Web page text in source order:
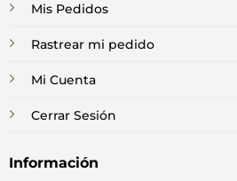
Mis Pedidos
Rastrear mi pedido
Mi Cuenta
Cerrar Sesión
Información